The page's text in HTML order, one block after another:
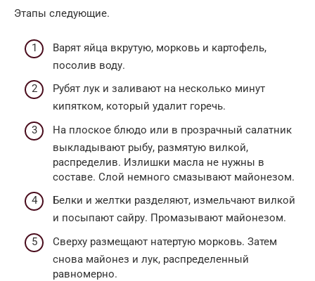
Этапы следующие.
Варят яйца вкрутую, морковь и картофель,
посолив воду.
Рубят лук и заливают на несколько минут
кипятком, который удалит горечь.
На плоское блюдо или в прозрачный салатник
выкладывают рыбу, размятую вилкой,
распределив. Излишки масла не нужны в
составе. Слой немного смазывают майонезом.
Белки и желтки разделяют, измельчают вилкой
и посыпают сайру. Промазывают майонезом.
Сверху размещают натертую морковь. Затем
снова майонез и лук, распределенный
равномерно.